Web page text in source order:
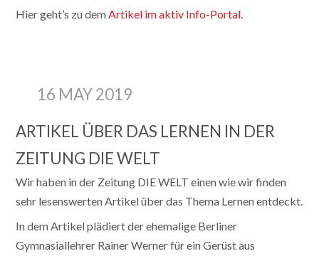
Hier geht’s zu demArtikel im aktiv Info-Portal.
16 MAY 2019
ARTIKEL ÜBER DAS LERNEN IN DER
ZEITUNG DIE WELT
Wir haben in der Zeitung DIE WELT einen wie wir finden
sehr lesenswerten Artikel über das Thema Lernen entdeckt.
In dem Artikel plädiert der ehemalige Berliner
Gymnasiallehrer Rainer Werner für ein Gerüst aus